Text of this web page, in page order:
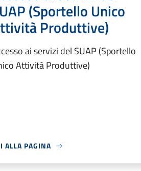
(Sportello Unico
Produttive)
ai servizi del SUAP (Sportello
Attività Produttive)
ALLA PAGINA